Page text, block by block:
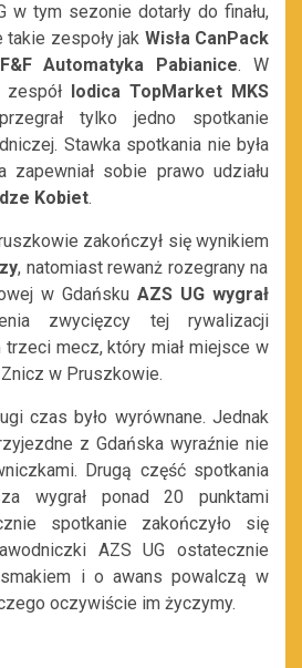
w tym sezonie dotarły do finału,
zespoły jak Wisła CanPack
Automatyka Pabianice. W
Iodica TopMarket MKS
tylko jedno spotkanie
Stawka spotkania nie była
zapewniał sobie prawo udziału
Kobiet.
zakończył się wynikiem
, natomiast rewanż rozegrany na
w Gdańsku AZS UG wygrał
zwycięzcy tej rywalizacji
trzeci mecz, który miał miejsce w
w Pruszkowie.
czas było wyrównane. Jednak
z Gdańska wyraźnie nie
Drugą część spotkania
wygrał ponad 20 punktami
spotkanie zakończyło się
AZS UG ostatecznie
i o awans powalczą w
oczywiście im życzymy.